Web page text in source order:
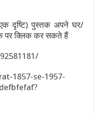
दृष्टि) पुस्तक अपने घर/
पर क्लिक कर सकते हैं
1857-se-1957-